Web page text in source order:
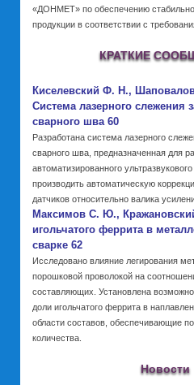
«ДОНМЕТ» по обеспечению
продукции в соответствии с
КРАТКИЕ
Киселевский Ф. Н.,
Система лазерного слежения
сварного шва 60
Разработана система лазерного
сварного шва, предназначенная для
автоматизированного
производить автоматическую
датчиков относительно валика
Максимов С. Ю.,
игольчатого феррита в
сварке 62
Исследовано влияние легирования
порошковой проволокой на
составляющих. Установлена
доли игольчатого феррита в
области составов, обеспечивающие
количества.
Новости